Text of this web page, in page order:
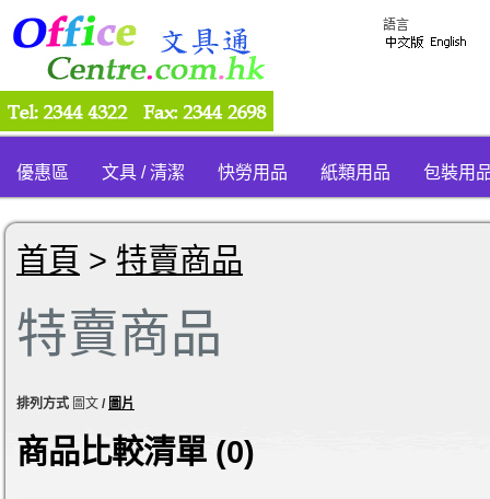
語言
優惠區 文具 / 清潔 快勞用品 紙類用品 包裝用
首頁 > 特賣商品
特賣商品
排列方式 圖文 / 圖片
商品比較清單 (0)